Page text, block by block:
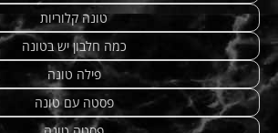
טונה קלוריות
כמה חלבון יש בטונה
פילה טונה
פסטה עם טונה